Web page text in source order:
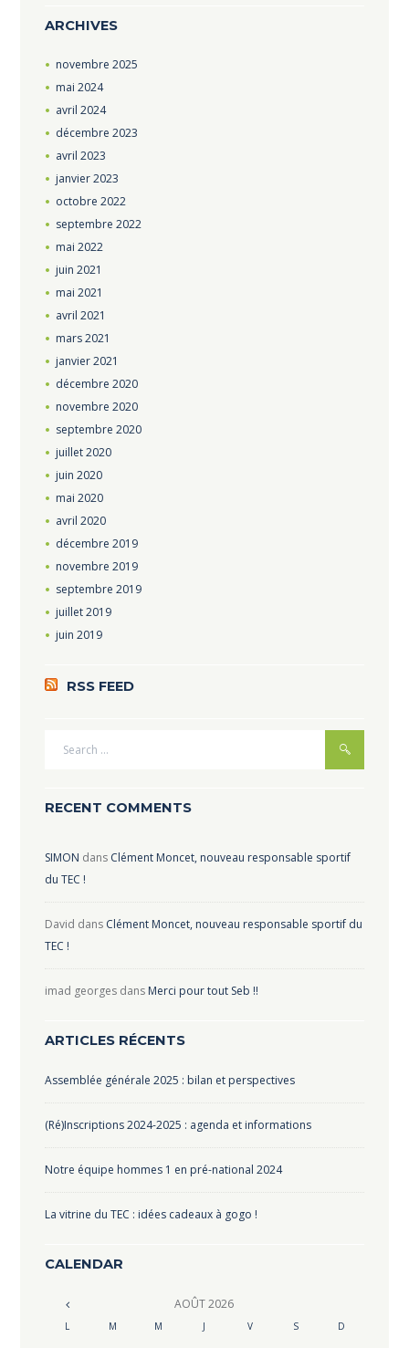
ARCHIVES
novembre 2025
mai 2024
avril 2024
décembre 2023
avril 2023
janvier2023
octobre 2022
septembre 2022
mai 2022
juin 2021
mai 2021
avril 2021
mars2021
janvier2021
décembre 2020
novembre 2020
septembre 2020
juillet2020
juin 2020
mai 2020
avril 2020
décembre 2019
novembre 2019
septembre 2019
juillet2019
juin 2019
RSS FEED
RECENT COMMENTS
SIMON dans Clément Moncet, nouveau responsable sportif
du TEC !
David dans Clément Moncet, nouveau responsable sportif du
TEC !
imad georgesdans Merci pour tout Seb !!
ARTICLES RÉCENTS
Assemblée générale 2025 : bilan et perspectives
(Ré)Inscriptions 2024-2025 : agenda et informations
Notre équipe hommes 1 en pré-national 2024
La vitrine du TEC : idées cadeaux à gogo !
CALENDAR
AOÛT2026
L M M J V S D